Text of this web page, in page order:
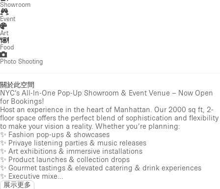
Showroom
Event
Art
Food
Photo Shooting
關於此空間
NYC’s All-In-One Pop-Up Showroom & Event Venue – Now Open
for Bookings!
Host an experience in the heart of Manhattan. Our 2000 sq ft, 2-
floor space offers the perfect blend of sophistication and flexibility
to make your vision a reality. Whether you’re planning:
✨ Fashion pop-ups & showcases
✨ Privaye listening parties & music releases
✨ Art exhibitions & immersive installations
✨ Product launches & collection drops
✨ Gourmet tastings & elevated catering & drink experiences
✨ Executive mixe...
展示更多